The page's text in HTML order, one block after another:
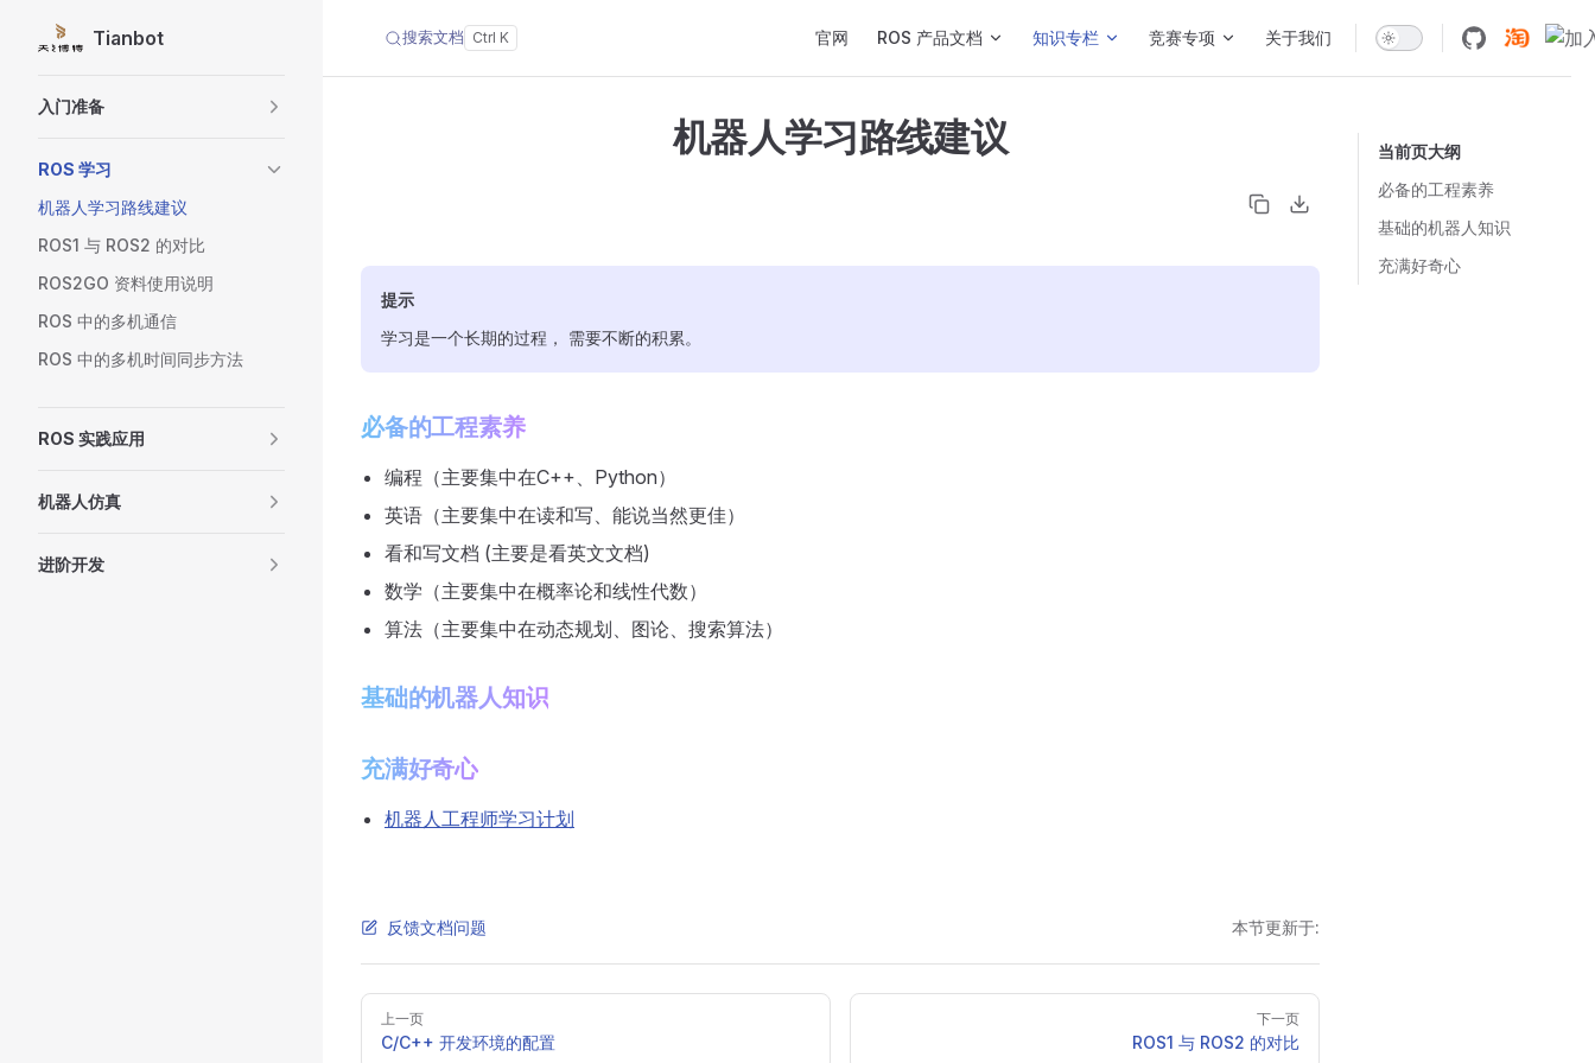
Skip to content
Tianbot 搜索文档 官网 ROS 产品文档 知识专栏 竞赛专项 关于我们
入门准备
ROS 学习
机器人学习路线建议
ROS1 与 ROS2 的对比
ROS2GO 资料使用说明
ROS 中的多机通信
ROS 中的多机时间同步方法
ROS 实践应用
机器人仿真
进阶开发
当前页大纲
必备的工程素养
基础的机器人知识
充满好奇心
机器人学习路线建议
提示
学习是一个长期的过程， 需要不断的积累。
必备的工程素养
编程（主要集中在C++、Python）
英语（主要集中在读和写、能说当然更佳）
看和写文档 (主要是看英文文档)
数学（主要集中在概率论和线性代数）
算法（主要集中在动态规划、图论、搜索算法）
基础的机器人知识
充满好奇心
机器人工程师学习计划
反馈文档问题 本节更新于:
Pager
上一页
C/C++ 开发环境的配置
下一页
ROS1 与 ROS2 的对比